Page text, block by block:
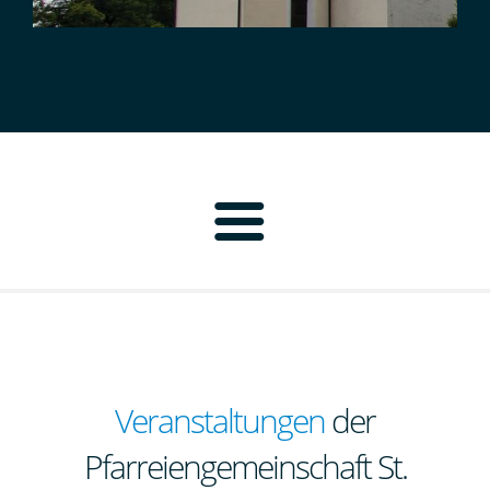
Personen
Pfarrei Neustadt
Veranstaltungender
Pfarreiengemeinschaft St.